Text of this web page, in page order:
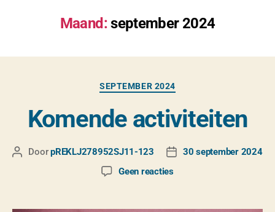
Maand:september 2024
SEPTEMBER 2024
Komende activiteiten
DoorpREKLJ278952SJ11-123
30 september 2024
Geen reacties